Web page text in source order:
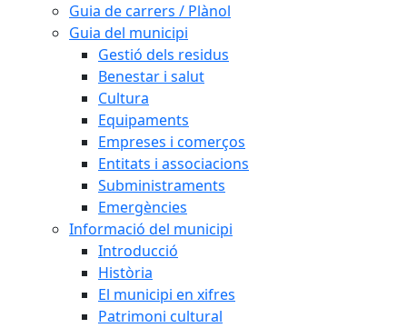
Guia de carrers / Plànol
Guia del municipi
Gestió dels residus
Benestar i salut
Cultura
Equipaments
Empreses i comerços
Entitats i associacions
Subministraments
Emergències
Informació del municipi
Introducció
Història
El municipi en xifres
Patrimoni cultural